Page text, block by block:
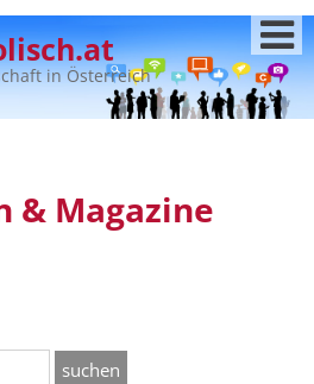
in Österreich
& Magazine
suchen